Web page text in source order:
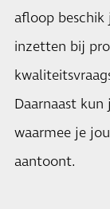
afloop
inzetten bij
Daarnaast
waarmee je
aantoont.